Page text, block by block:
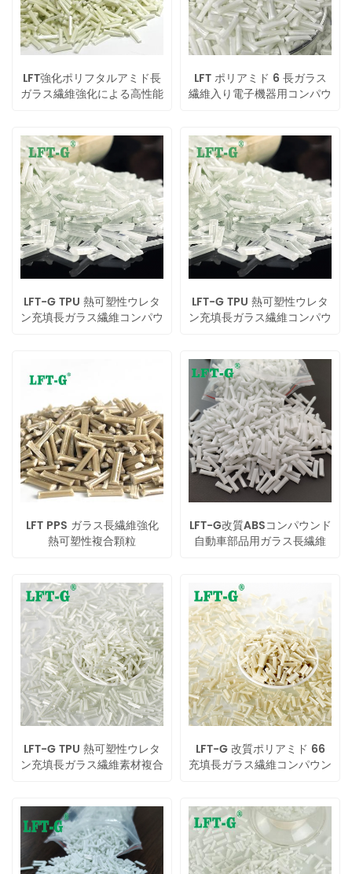
LFT強化ポリフタルアミド長
ガラス繊維強化による高性能
LFT ポリアミド 6 長ガラス
繊維入り電子機器用コンパウ
LFT-G TPU 熱可塑性ウレタ
ン充填長ガラス繊維コンパウ
LFT-G TPU 熱可塑性ウレタ
ン充填長ガラス繊維コンパウ
LFT PPS ガラス長繊維強化
熱可塑性複合顆粒
LFT-G改質ABSコンパウンド
自動車部品用ガラス長繊維
LFT-G TPU 熱可塑性ウレタ
ン充填長ガラス繊維素材複合
LFT-G 改質ポリアミド 66
充填長ガラス繊維コンパウン